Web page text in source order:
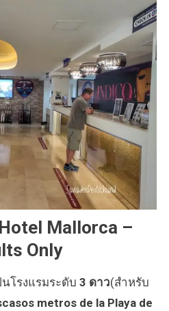
สเปน
ราคา
ไม่
แพง!
Mallorca –
Only
โรงแรมระดับ 3 ดาว(สำหรับ
metros de la Playa de